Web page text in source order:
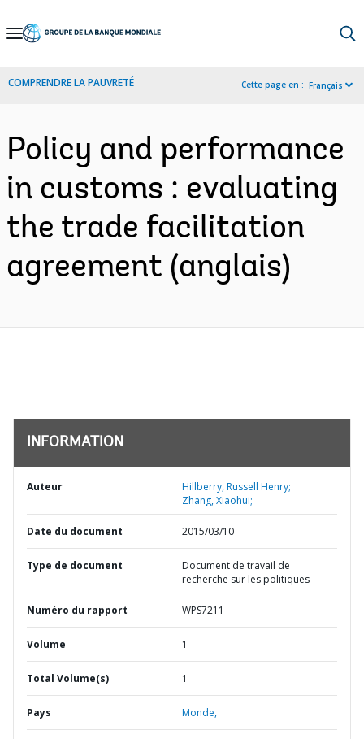
Skip
Navigation
COMPRENDRE LA PAUVRETÉ Cette page en : Français
Policy and performance
in customs : evaluating
the trade facilitation
agreement (anglais)
INFORMATION
Auteur
Hillberry, Russell Henry;
Zhang, Xiaohui;
Date du document 2015/03/10
Type de document
Document de travail de
recherche sur les politiques
Numéro du rapport WPS7211
Volume 1
Total Volume(s) 1
Pays Monde,